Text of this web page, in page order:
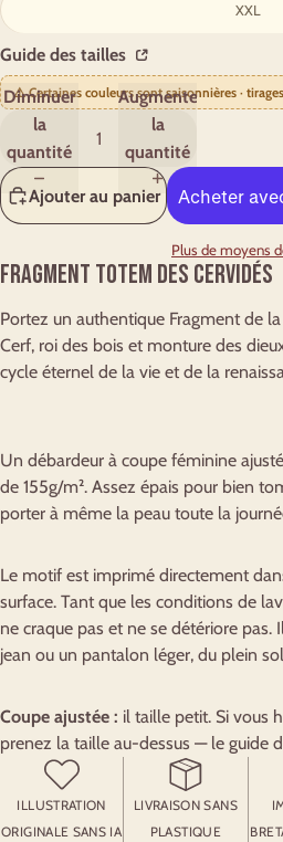
XXL
Guide des tailles
⚠️ Certaines couleurs sont saisonnières ·
Diminuer
la
quantité
Augmenter
la
quantité
Ajouter au panier
Plus de moyens
Fragment totem des cervidés
Portez un authentique Fragment de
Cerf, roi des bois et monture des
cycle éternel de la vie et de la
Un débardeur à coupe féminine
de 155g/m². Assez épais pour bien
porter à même la peau toute la
Le motif est imprimé directement
surface. Tant que les conditions de
ne craque pas et ne se détériore pas.
jean ou un pantalon léger, du plein
Coupe ajustée : il taille petit. Si vous
prenez la taille au-dessus — le guide
ILLUSTRATION
ORIGINALE SANS IA
LIVRAISON SANS
PLASTIQUE